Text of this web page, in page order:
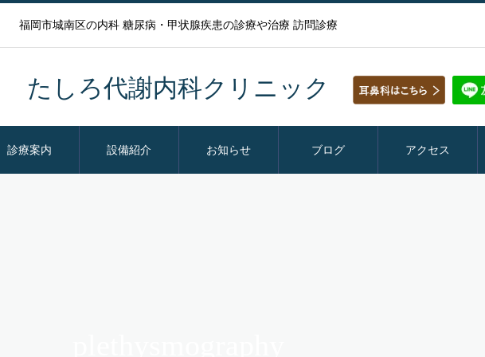
福岡市城南区の内科 糖尿病・甲状腺疾患の診療や治療 訪問診療
たしろ代謝内科クリニック
診療案内 設備紹介 お知らせ ブログ アクセス